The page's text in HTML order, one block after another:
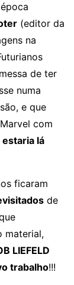
(editor da
na
de ter
numa
e que
com
lá
ficaram
de
material,
LIEFELD
trabalho!!!